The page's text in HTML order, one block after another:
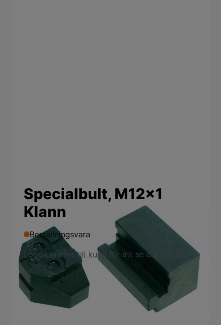
Specialbult, M12x1
Klann
Beställningsvara
Logga in ellerbli kund för att se ditt avtalspris
Produktbeskrivning
För att nita enkelkedjor. ”OBS” endast